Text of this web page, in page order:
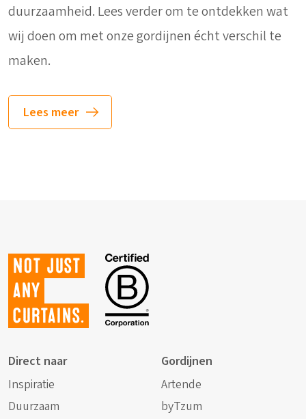
duurzaamheid. Lees verder om te ontdekken wat
wij doen om met onze gordijnen écht verschil te
maken.
Lees meer
Not just
any
curtains.
Direct naar
Inspiratie
Duurzaam
Gordijnen
Artende
byTzum